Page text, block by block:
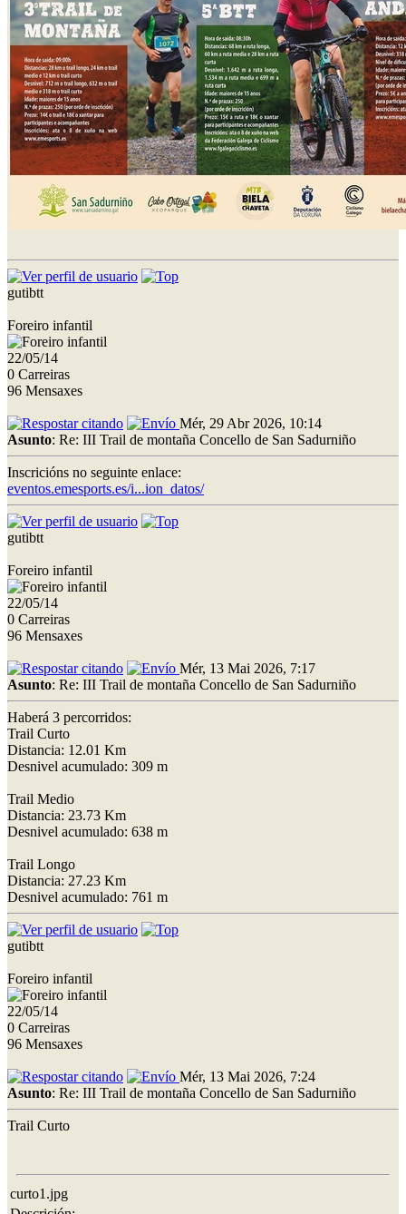
gutibtt
Foreiro infantil
22/05/14
0 Carreiras
96 Mensaxes
Mér, 29 Abr 2026, 10:14
Asunto: Re: III Trail de montaña Concello de San Sadurniño
Inscricións no seguinte enlace:
eventos.emesports.es/i...ion_datos/
gutibtt
Foreiro infantil
22/05/14
0 Carreiras
96 Mensaxes
Mér, 13 Mai 2026, 7:17
Asunto: Re: III Trail de montaña Concello de San Sadurniño
Haberá 3 percorridos:
Trail Curto
Distancia: 12.01 Km
Desnivel acumulado: 309 m
Trail Medio
Distancia: 23.73 Km
Desnivel acumulado: 638 m
Trail Longo
Distancia: 27.23 Km
Desnivel acumulado: 761 m
gutibtt
Foreiro infantil
22/05/14
0 Carreiras
96 Mensaxes
Mér, 13 Mai 2026, 7:24
Asunto: Re: III Trail de montaña Concello de San Sadurniño
Trail Curto
curto1.jpg